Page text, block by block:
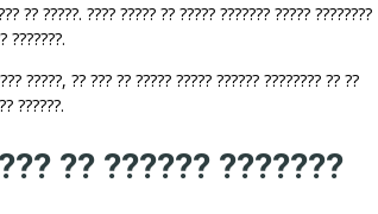
?? ?????. ???? ????? ?? ????? ??????? ????? ????????
???????.
?????, ?? ??? ?? ????? ????? ?????? ???????? ?? ??
??????.
?? ?????? ???????